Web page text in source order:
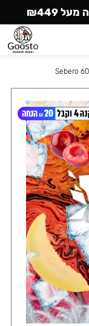
Sebero
₪449